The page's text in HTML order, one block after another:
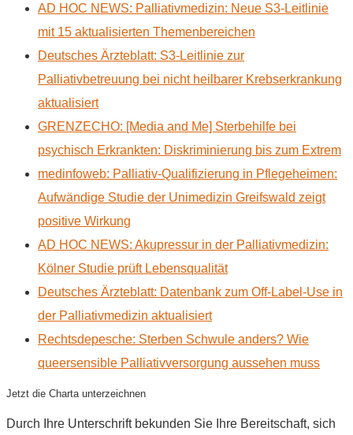
AD HOC NEWS: Palliativmedizin: Neue S3-Leitlinie
mit 15 aktualisierten Themenbereichen
Deutsches Ärzteblatt: S3-Leitlinie zur
Palliativbetreuung bei nicht heilbarer Krebserkrankung
aktualisiert
GRENZECHO: [Media and Me] Sterbehilfe bei
psychisch Erkrankten: Diskriminierung bis zum Extrem
medinfoweb: Palliativ-Qualifizierung in Pflegeheimen:
Aufwändige Studie der Unimedizin Greifswald zeigt
positive Wirkung
AD HOC NEWS: Akupressur in der Palliativmedizin:
Kölner Studie prüft Lebensqualität
Deutsches Ärzteblatt: Datenbank zum Off-Label-Use in
der Palliativmedizin aktualisiert
Rechtsdepesche: Sterben Schwule anders? Wie
queersensible Palliativversorgung aussehen muss
Jetzt die Charta unterzeichnen
Durch Ihre Unterschrift bekunden Sie Ihre Bereitschaft, sich